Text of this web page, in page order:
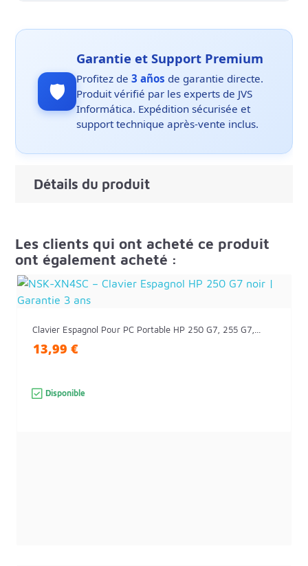
🛡️
Garantie et Support Premium
Profitez de3 años de garantie directe.
Produit vérifié par les experts de JVS
Informática. Expédition sécurisée et
support technique après-vente inclus.
Détails du produit
Les clients qui ont acheté ce produit
ont également acheté :
Clavier Espagnol Pour PC Portable HP 250 G7, 255 G7,...
13,99 €
Disponible